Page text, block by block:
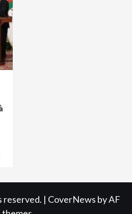
reserved. | CoverNews by AF